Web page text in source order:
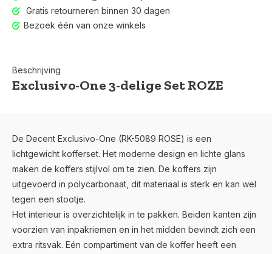
Voor 17:00 besteld, is vandaag verzonden (ma-vr)
Gratis retourneren binnen 30 dagen
Bezoek één van onze winkels
Beschrijving
Exclusivo-One 3-delige Set ROZE
De Decent Exclusivo-One (RK-5089 ROSE) is een
lichtgewicht kofferset. Het moderne design en lichte glans
maken de koffers stijlvol om te zien. De koffers zijn
uitgevoerd in polycarbonaat, dit materiaal is sterk en kan wel
tegen een stootje.
Het interieur is overzichtelijk in te pakken. Beiden kanten zijn
voorzien van inpakriemen en in het midden bevindt zich een
extra ritsvak. Eén compartiment van de koffer heeft een